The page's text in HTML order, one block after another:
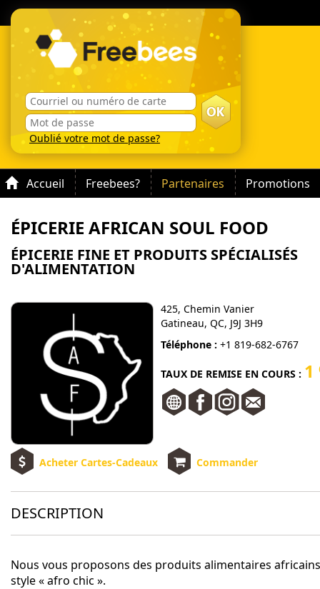
Oublié votre mot de passe?
Accueil Freebees? Partenaires Promotions
ÉPICERIE AFRICAN SOUL FOOD
ÉPICERIE FINE ET PRODUITS SPÉCIALISÉS
D'ALIMENTATION
425, Chemin Vanier
Gatineau, QC, J9J 3H9
Téléphone : +1 819-682-6767
TAUX DE REMISE EN COURS : 1
Acheter Cartes-Cadeaux Commander
DESCRIPTION
Nous vous proposons des produits alimentaires
style « afro chic ».